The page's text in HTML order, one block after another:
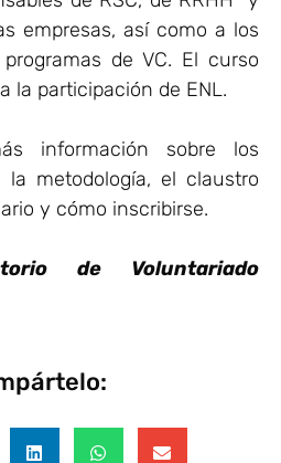
empresas, así como a los
de VC. El curso
la participación de ENL.
información sobre los
la metodología, el claustro
y cómo inscribirse.
de Voluntariado